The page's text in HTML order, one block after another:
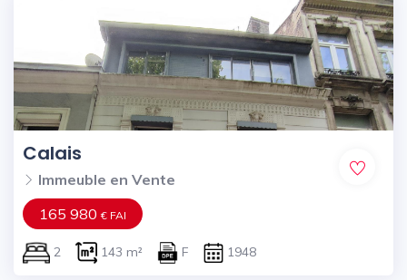
Calais
Immeuble en Vente
165 980€ FAI
2 143 m² F 1948